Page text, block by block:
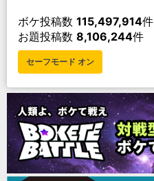
ボケ投稿数 115,497,914件
お題投稿数 8,106,244件
セーフモード オン